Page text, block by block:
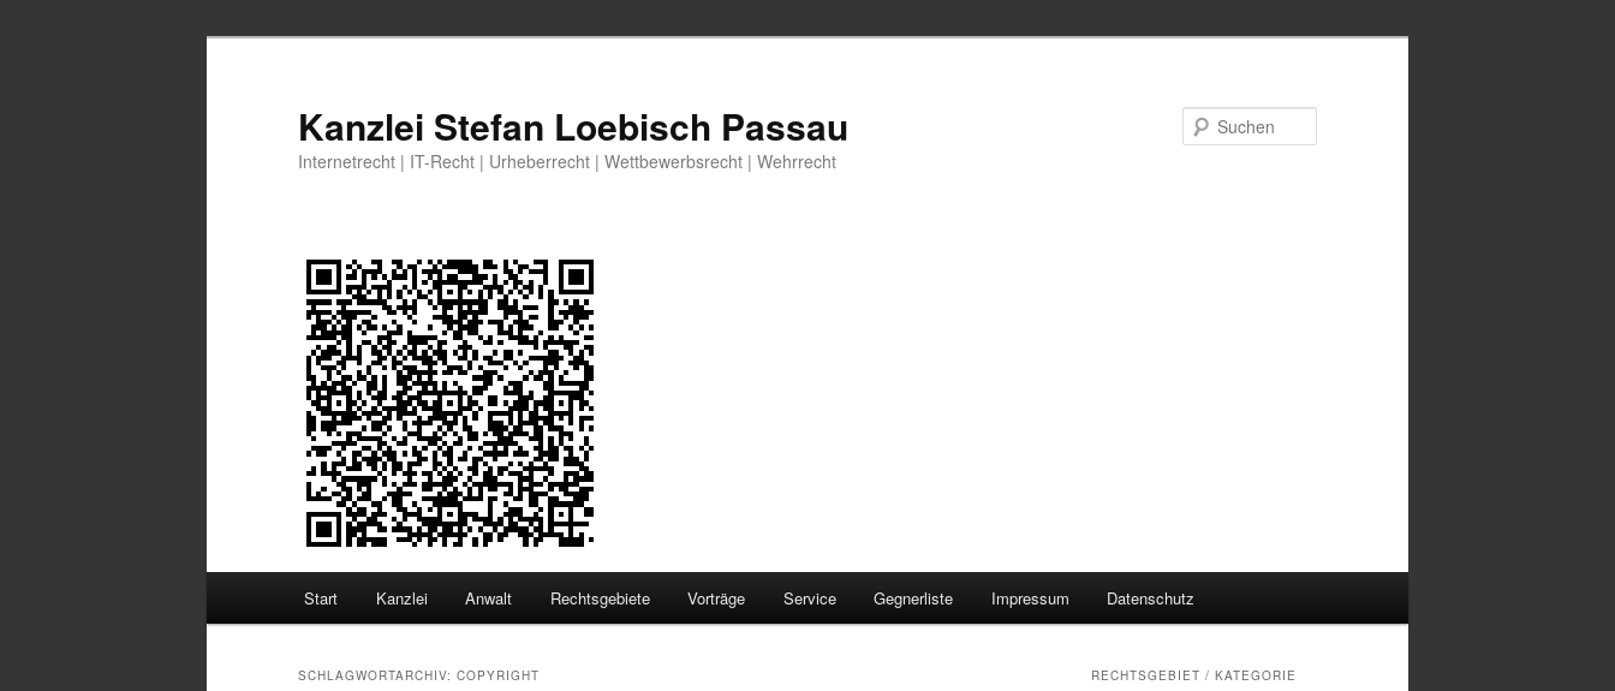
Kanzlei Stefan Loebisch Passau
Internetrecht | IT-Recht | Urheberrecht | Wettbewerbsrecht | Wehrrecht
Start Kanzlei Anwalt Rechtsgebiete Vorträge Service Gegnerliste Impressum Datenschutz
SCHLAGWORTARCHIV: COPYRIGHT RECHTSGEBIET / KATEGORIE